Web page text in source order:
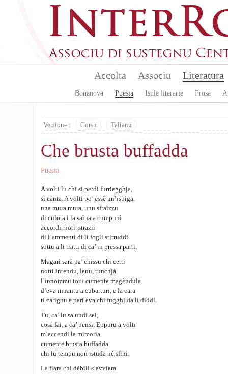
Accolta Associu Literatura
Bonanova Puesia Isule literarie Prosa
Versione : Corsu Talianu
Che brusta buffadda
Puesia
A volti lu chi si perdi furriegghja,
si canta. A volti po’ essè un’ispiga,
una mura mura, unu sfraìzzu
di culora i la saìna a cumpunì
accordi, noti, strazii
di l’ammenti di li fogli stirruddi
sottu a li tratti di ca’ in pressa parti.
Magari sarà pa’ chissu chi certi
notti intendu, lenu, tunchjà
l’innommu toiu cumente magèndula
d’eva innantu a cubarturi, e la cara
ti carignu e pari eva chi fugghj da li diddi.
Tu, ca’ lu sa undi sei,
cosa fai, a ca’ pensi. Eppuru a volti
m’accendi la mimoria
cumente brusta buffadda
chi lu tempu non istuda né sfini.
La fiara chi dèbili s’avviara